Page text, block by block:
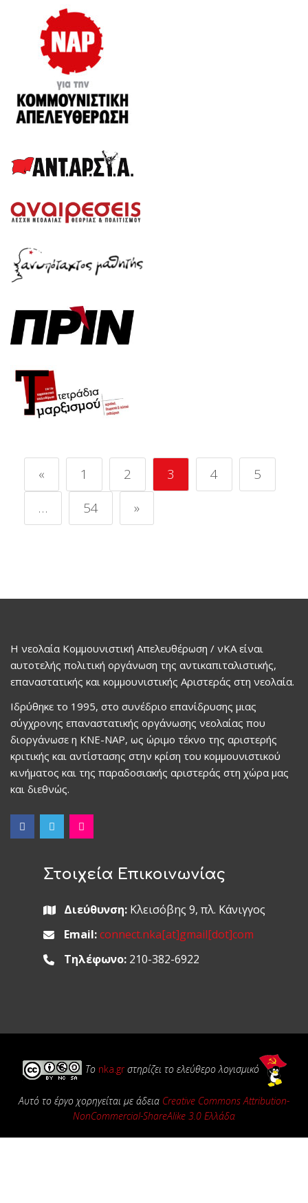
« 1 2 3 4
5
…
54 »
Η νεολαία Κομμουνιστική Απελευθέρωση / νΚΑ είναι
αυτοτελής πολιτική οργάνωση της αντικαπιταλιστικής,
επαναστατικής και κομμουνιστικής Αριστεράς στη νεολαία.
Ιδρύθηκε το 1995, στο συνέδριο επανίδρυσης μιας
σύγχρονης επαναστατικής οργάνωσης νεολαίας που
διοργάνωσε η ΚΝΕ-ΝΑΡ, ως ώριμο τέκνο της αριστερής
κριτικής και αντίστασης στην κρίση του κομμουνιστικού
κινήματος και της παραδοσιακής αριστεράς στη χώρα μας
και διεθνώς.
Στοιχεία Επικοινωνίας
Διεύθυνση:Κλεισόβης 9, πλ. Κάνιγγος
Email: connect.nka[at]gmail[dot]com
Τηλέφωνο:210-382-6922
Το nka.gr στηρίζει το ελεύθερο λογισμικό
Αυτό το έργο χορηγείται με άδεια Creative Commons Attribution-
NonCommercial-ShareAlike 3.0 Ελλάδα